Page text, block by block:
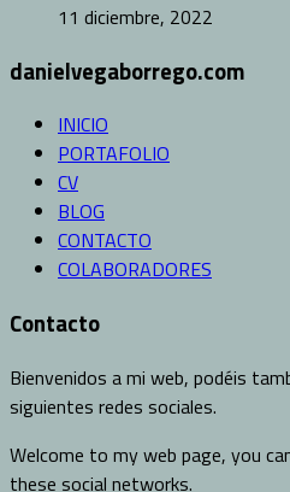
11 diciembre, 2022
danielvegaborrego.com
INICIO
PORTAFOLIO
CV
BLOG
CONTACTO
COLABORADORES
Contacto
Bienvenidos a mi web, podéis
siguientes redes sociales.
Welcome to my web page, you
these social networks.